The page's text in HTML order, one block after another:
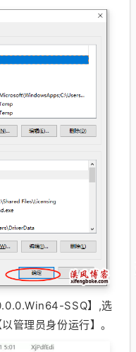
SSQ】,选
管理员身份运行】。